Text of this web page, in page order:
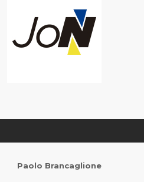
Paolo Brancaglione